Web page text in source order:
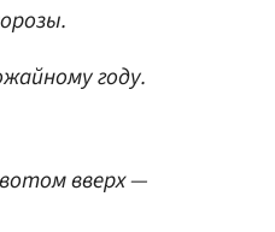
году.
вверх —